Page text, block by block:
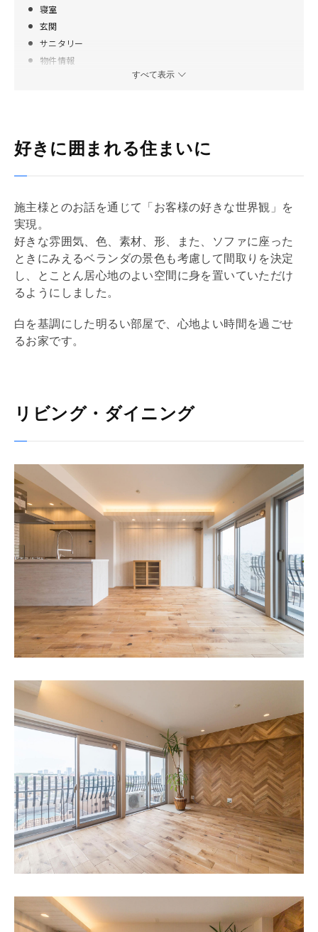
寝室
玄関
サニタリー
物件情報
すべて表示
好きに囲まれる住まいに
施主様とのお話を通じて「お客様の好きな世界観」を
実現。
好きな雰囲気、色、素材、形、また、ソファに座った
ときにみえるベランダの景色も考慮して間取りを決定
し、とことん居心地のよい空間に身を置いていただけ
るようにしました。
白を基調にした明るい部屋で、心地よい時間を過ごせ
るお家です。
リビング・ダイニング